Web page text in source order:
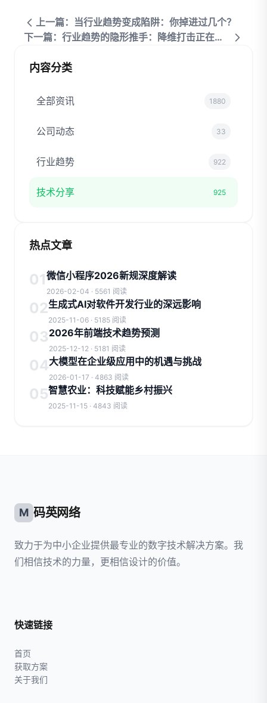
上一篇：当行业趋势变成陷阱：你掉进过几个？
下一篇：行业趋势的隐形推手：降维打击正在吞噬跨界者
内容分类
全部资讯 1880
公司动态 33
行业趋势 922
技术分享 925
热点文章
01微信小程序2026新规深度解读
2026-02-04 · 5561 阅读
02生成式AI对软件开发行业的深远影响
2025-11-06 · 5185 阅读
032026年前端技术趋势预测
2025-12-12 · 5181 阅读
04大模型在企业级应用中的机遇与挑战
2026-01-17 · 4863 阅读
05智慧农业：科技赋能乡村振兴
2025-11-15 · 4843 阅读
M 码英网络
致力于为中小企业提供最专业的数字技术解决方案。我
们相信技术的力量，更相信设计的价值。
快速链接
首页
获取方案
关于我们